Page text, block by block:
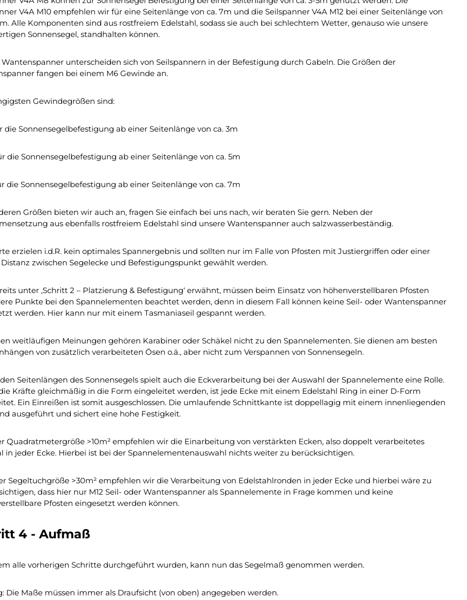
V4A M10 empfehlen wir für eine Seitenlänge von ca. 7m und die Seilspanner V4A M12 bei einer Seitenlänge von
Alle Komponenten sind aus rostfreiem Edelstahl, sodass sie auch bei schlechtem Wetter, genauso wie unsere
Sonnensegel, standhalten können.
Wantenspanner unterscheiden sich von Seilspannern in der Befestigung durch Gabeln. Die Größen der
fangen bei einem M6 Gewinde an.
Gewindegrößen sind:
die Sonnensegelbefestigung ab einer Seitenlänge von ca. 3m
die Sonnensegelbefestigung ab einer Seitenlänge von ca. 5m
die Sonnensegelbefestigung ab einer Seitenlänge von ca. 7m
Größen bieten wir auch an, fragen Sie einfach bei uns nach, wir beraten Sie gern. Neben der
aus ebenfalls rostfreiem Edelstahl sind unsere Wantenspanner auch salzwasserbeständig.
erzielen i.d.R. kein optimales Spannergebnis und sollten nur im Falle von Pfosten mit Justiergriffen oder einer
zwischen Segelecke und Befestigungspunkt gewählt werden.
unter ‚Schritt 2 – Platzierung & Befestigung‘ erwähnt, müssen beim Einsatz von höhenverstellbaren Pfosten
Punkte bei den Spannelementen beachtet werden, denn in diesem Fall können keine Seil- oder Wantenspanner
werden. Hier kann nur mit einem Tasmaniaseil gespannt werden.
weitläufigen Meinungen gehören Karabiner oder Schäkel nicht zu den Spannelementen. Sie dienen am besten
von zusätzlich verarbeiteten Ösen o.ä., aber nicht zum Verspannen von Sonnensegeln.
Seitenlängen des Sonnensegels spielt auch die Eckverarbeitung bei der Auswahl der Spannelemente eine Rolle.
Kräfte gleichmäßig in die Form eingeleitet werden, ist jede Ecke mit einem Edelstahl Ring in einer D-Form
Ein Einreißen ist somit ausgeschlossen. Die umlaufende Schnittkante ist doppellagig mit einem innenliegenden
ausgeführt und sichert eine hohe Festigkeit.
Quadratmetergröße >10m² empfehlen wir die Einarbeitung von verstärkten Ecken, also doppelt verarbeitetes
in jeder Ecke. Hierbei ist bei der Spannelementenauswahl nichts weiter zu berücksichtigen.
Segeltuchgröße >30m² empfehlen wir die Verarbeitung von Edelstahlronden in jeder Ecke und hierbei wäre zu
dass hier nur M12 Seil- oder Wantenspanner als Spannelemente in Frage kommen und keine
Pfosten eingesetzt werden können.
4 - Aufmaß
alle vorherigen Schritte durchgeführt wurden, kann nun das Segelmaß genommen werden.
Die Maße müssen immer als Draufsicht (von oben) angegeben werden.